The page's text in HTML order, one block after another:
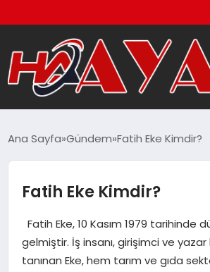
DÜNYA
EĞITIM
EKONOMI
Ana Sayfa Gündem Fatih Eke Kimdir?
Fatih Eke Kimdir?
Fatih Eke, 10 Kasım 1979 tarihinde
gelmiştir. İş insanı, girişimci ve yazar
tanınan Eke, hem tarım ve gıda